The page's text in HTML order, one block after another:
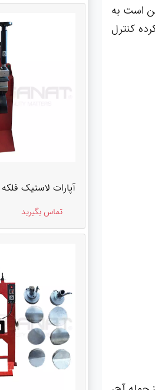
است به
کنترل
آپارات لاستیک
تماس بگیرید